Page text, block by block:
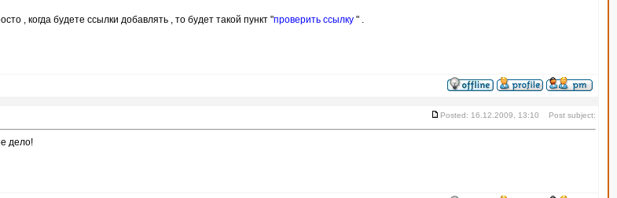
, когда будете ссылки добавлять , то будет такой пункт "проверить ссылку " .
Posted: 16.12.2009, 13:10 Post subject:
дело!